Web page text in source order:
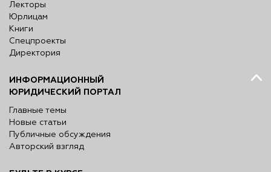
Лекторы
Юрлицам
Книги
Спецпроекты
Директория
ИНФОРМАЦИОННЫЙ
ЮРИДИЧЕСКИЙ ПОРТАЛ
Главные темы
Новые статьи
Публичные обсуждения
Авторский взгляд